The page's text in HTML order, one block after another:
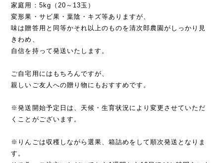
家庭用：5kg（20～13玉）
変形果・サビ果・葉陰・キズ等ありますが、
味は贈答用と同等かそれ以上のものを清次郎農園がしっかり見
きわめ、
自信を持って発送いたします。
ご自宅用にはもちろんですが、
親しいご友人への贈り物にもおすすめです。
※発送開始予定日は、天候・生育状況により変更させていただ
くことがございます。
※りんごは収穫しながら選果、箱詰めをして順次発送となりま
す。